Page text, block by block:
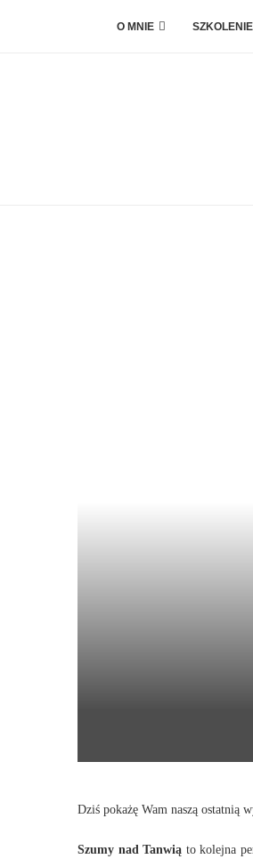
O MNIE
Dziś pokażę Wam naszą ostatnią
Szumy nad Tanwią to kolejna